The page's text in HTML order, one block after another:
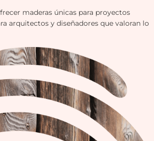
maderas únicas para proyectos
arquitectos y diseñadores que valoran lo